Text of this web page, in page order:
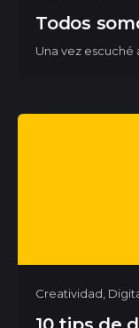
Todos
Una vez escuché
Creatividad